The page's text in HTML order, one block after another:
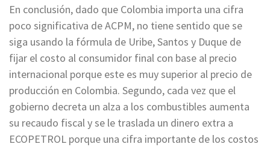
En conclusión, dado que Colombia importa una cifra
poco significativa de ACPM, no tiene sentido que se
siga usando la fórmula de Uribe, Santos y Duque de
fijar el costo al consumidor final con base al precio
internacional porque este es muy superior al precio de
producción en Colombia. Segundo, cada vez que el
gobierno decreta un alza a los combustibles aumenta
su recaudo fiscal y se le traslada un dinero extra a
ECOPETROL porque una cifra importante de los costos